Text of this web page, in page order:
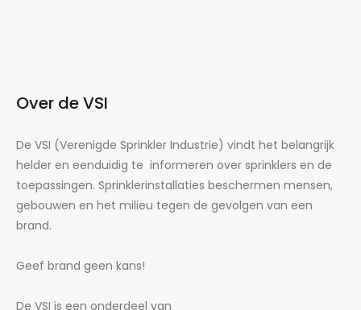
Over de VSI
De VSI (Verenigde Sprinkler Industrie) vindt het belangrijk
helder en eenduidig te informeren over sprinklers en de
toepassingen. Sprinklerinstallaties beschermen mensen,
gebouwen en het milieu tegen de gevolgen van een
brand.
Geef brand geen kans!
De VSI is een onderdeel van